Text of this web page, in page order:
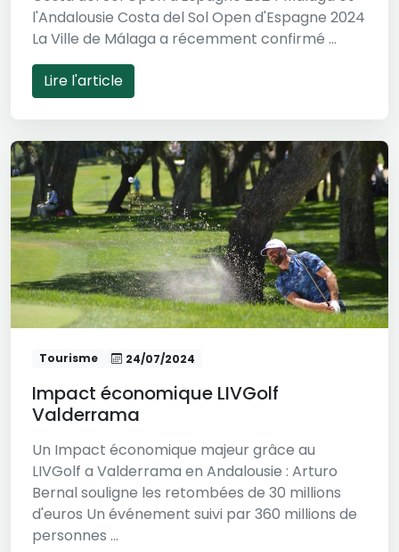
l'Andalousie Costa del Sol Open d'Espagne 2024
La Ville de Málaga a récemment confirmé ...
Lire l'article
Tourisme 24/07/2024
Impact économique LIVGolf
Valderrama
Un Impact économique majeur grâce au
LIVGolf a Valderrama en Andalousie : Arturo
Bernal souligne les retombées de 30 millions
d'euros Un événement suivi par 360 millions de
personnes ...